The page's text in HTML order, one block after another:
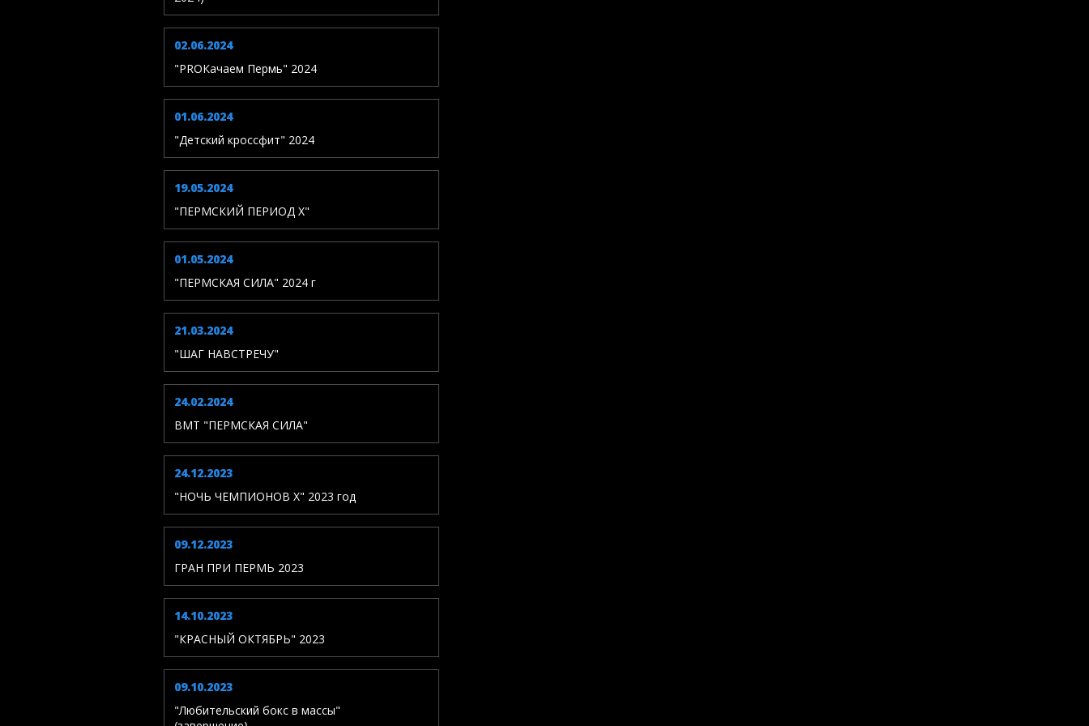
02.06.2024
"PROКачаем Пермь" 2024
01.06.2024
"Детский кроссфит" 2024
19.05.2024
"ПЕРМСКИЙ ПЕРИОД X"
01.05.2024
"ПЕРМСКАЯ СИЛА" 2024 г
21.03.2024
"ШАГ НАВСТРЕЧУ"
24.02.2024
ВМТ "ПЕРМСКАЯ СИЛА"
24.12.2023
"НОЧЬ ЧЕМПИОНОВ X" 2023 год
09.12.2023
ГРАН ПРИ ПЕРМЬ 2023
14.10.2023
"КРАСНЫЙ ОКТЯБРЬ" 2023
09.10.2023
"Любительский бокс в массы"